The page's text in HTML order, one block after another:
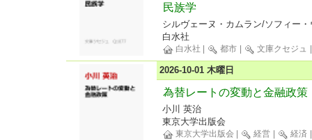
民族学
シルヴェーヌ・カムラン/ソフィー
白水社
白水社 都市 文庫クセジュ
2026-10-01 木曜日
為替レートの変動と金融政策
小川 英治
東京大学出版会
東京大学出版会 経営 経済